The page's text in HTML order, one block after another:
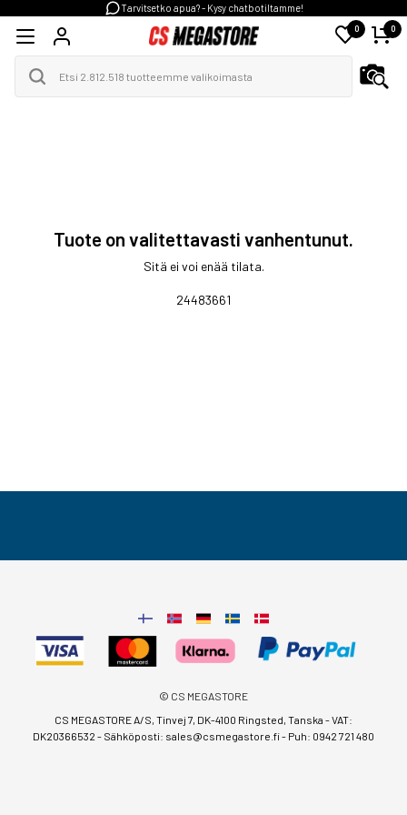
Tarvitsetko apua? - Kysy chatbotiltamme!
0 0
Tuote on valitettavasti vanhentunut.
Sitä ei voi enää tilata.
24483661
© CS MEGASTORE
CS MEGASTORE A/S, Tinvej 7, DK-4100 Ringsted, Tanska - VAT:
DK20366532 - Sähköposti: sales@csmegastore.fi- Puh: 0942 721 480